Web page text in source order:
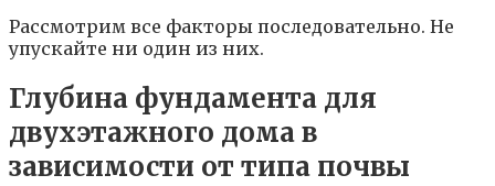
Рассмотрим все факторы последовательно. Не
упускайте ни один из них.
Глубина фундамента для
двухэтажного дома в
зависимости от типа почвы